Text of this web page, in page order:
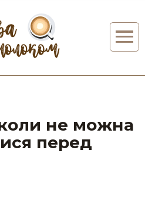
не можна
перед